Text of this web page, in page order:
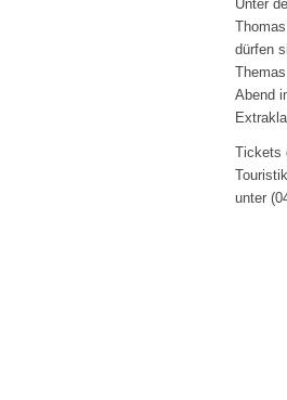
Unter
dürfen
Abend
Tickets
unter